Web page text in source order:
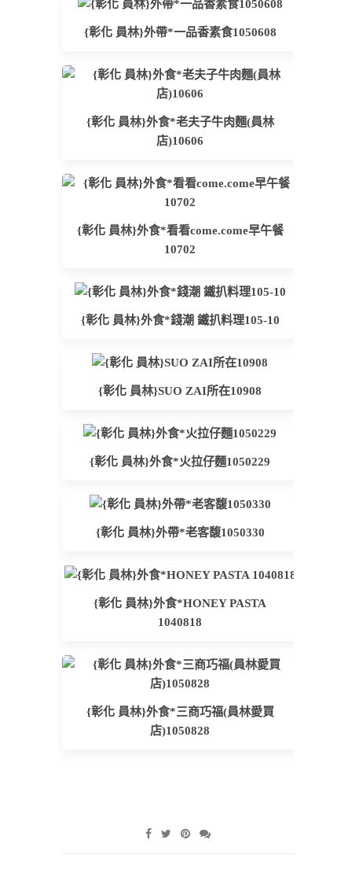
{彰化 員林}外帶*一品香素食1050608
{彰化 員林}外食*老夫子牛肉麵(員林
店)10606
{彰化 員林}外食*看看come.come早午餐
10702
{彰化 員林}外食*錢潮 鐵扒料理105-10
{彰化 員林}SUO ZAI所在10908
{彰化 員林}外食*火拉仔麵1050229
{彰化 員林}外帶*老客馥1050330
{彰化 員林}外食*HONEY PASTA
1040818
{彰化 員林}外食*三商巧福(員林愛買
店)1050828